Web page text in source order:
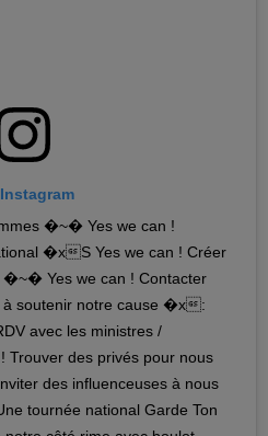
�~�️ Yes we can !
�xS Yes we can ! Créer
�~�️ Yes we can ! Contacter
à soutenir notre cause �x:
avec les ministres /
Trouver des privés pour nous
des influenceuses à nous
tournée national Garde Ton